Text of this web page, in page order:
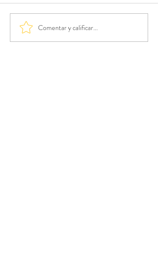
Comentar y calificar...